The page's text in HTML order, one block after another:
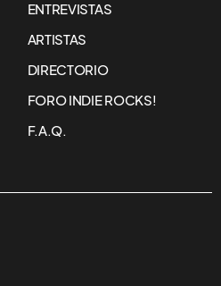
ENTREVISTAS
ARTISTAS
DIRECTORIO
FORO INDIE ROCKS!
F.A.Q.